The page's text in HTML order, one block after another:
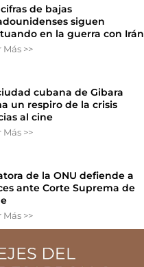
cifras de bajas
siguen
en la guerra con Irán
Más >>
cubana de Gibara
un respiro de la crisis
al cine
Más >>
de la ONU defiende a
ante Corte Suprema de
Más >>